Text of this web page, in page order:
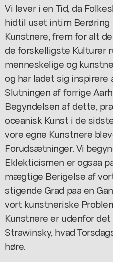
Vi lever i en Tid, da
hidtil uset intim Berøring
Kunstnere, frem for alt
de forskelligste Kulturer
menneskelige og
og har ladet sig inspirere
Slutningen af forrige
Begyndelsen af dette,
oceanisk Kunst i de
vore egne Kunstnere
Forudsætninger. Vi
Eklekticismen er ogsaa
mægtige Berigelse af
stigende Grad paa en
vort kunstneriske
Kunstnere er udenfor
Strawinsky, hvad
høre.